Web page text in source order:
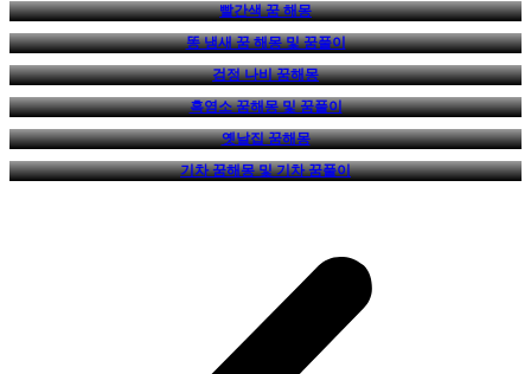
빨간색 꿈 해몽
똥 냄새 꿈 해몽 및 꿈풀이
검정 나비 꿈해몽
흑염소 꿈해몽 및 꿈풀이
옛날집 꿈해몽
기차 꿈해몽 및 기차 꿈풀이